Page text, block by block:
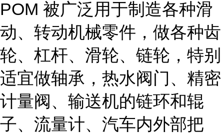
POM 被广泛用于制造各种滑
动、转动机械零件，做各种齿
轮、杠杆、滑轮、链轮，特别
适宜做轴承，热水阀门、精密
计量阀、输送机的链环和辊
子、流量计、汽车内外部把